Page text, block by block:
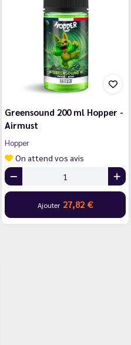
Greensound 200 ml Hopper -
Airmust
Hopper
On attend vos avis
Ajouter 27,82 €